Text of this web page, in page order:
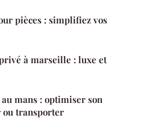
pièces : simplifiez vos
à marseille : luxe et
mans : optimiser son
ou transporter